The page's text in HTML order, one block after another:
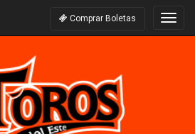
Comprar Boletas